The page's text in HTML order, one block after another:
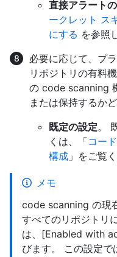
直接アラート
ークレット ス
にする を参照
必要に応じて、プ
リポジトリの有料
の code scanning
または保持するか
既定の設定。
くは、「コー
構成 」をご覧
メモ
code scanning の現
すべてのリポジトリ
は、[Enabled with
びます。 この設定で